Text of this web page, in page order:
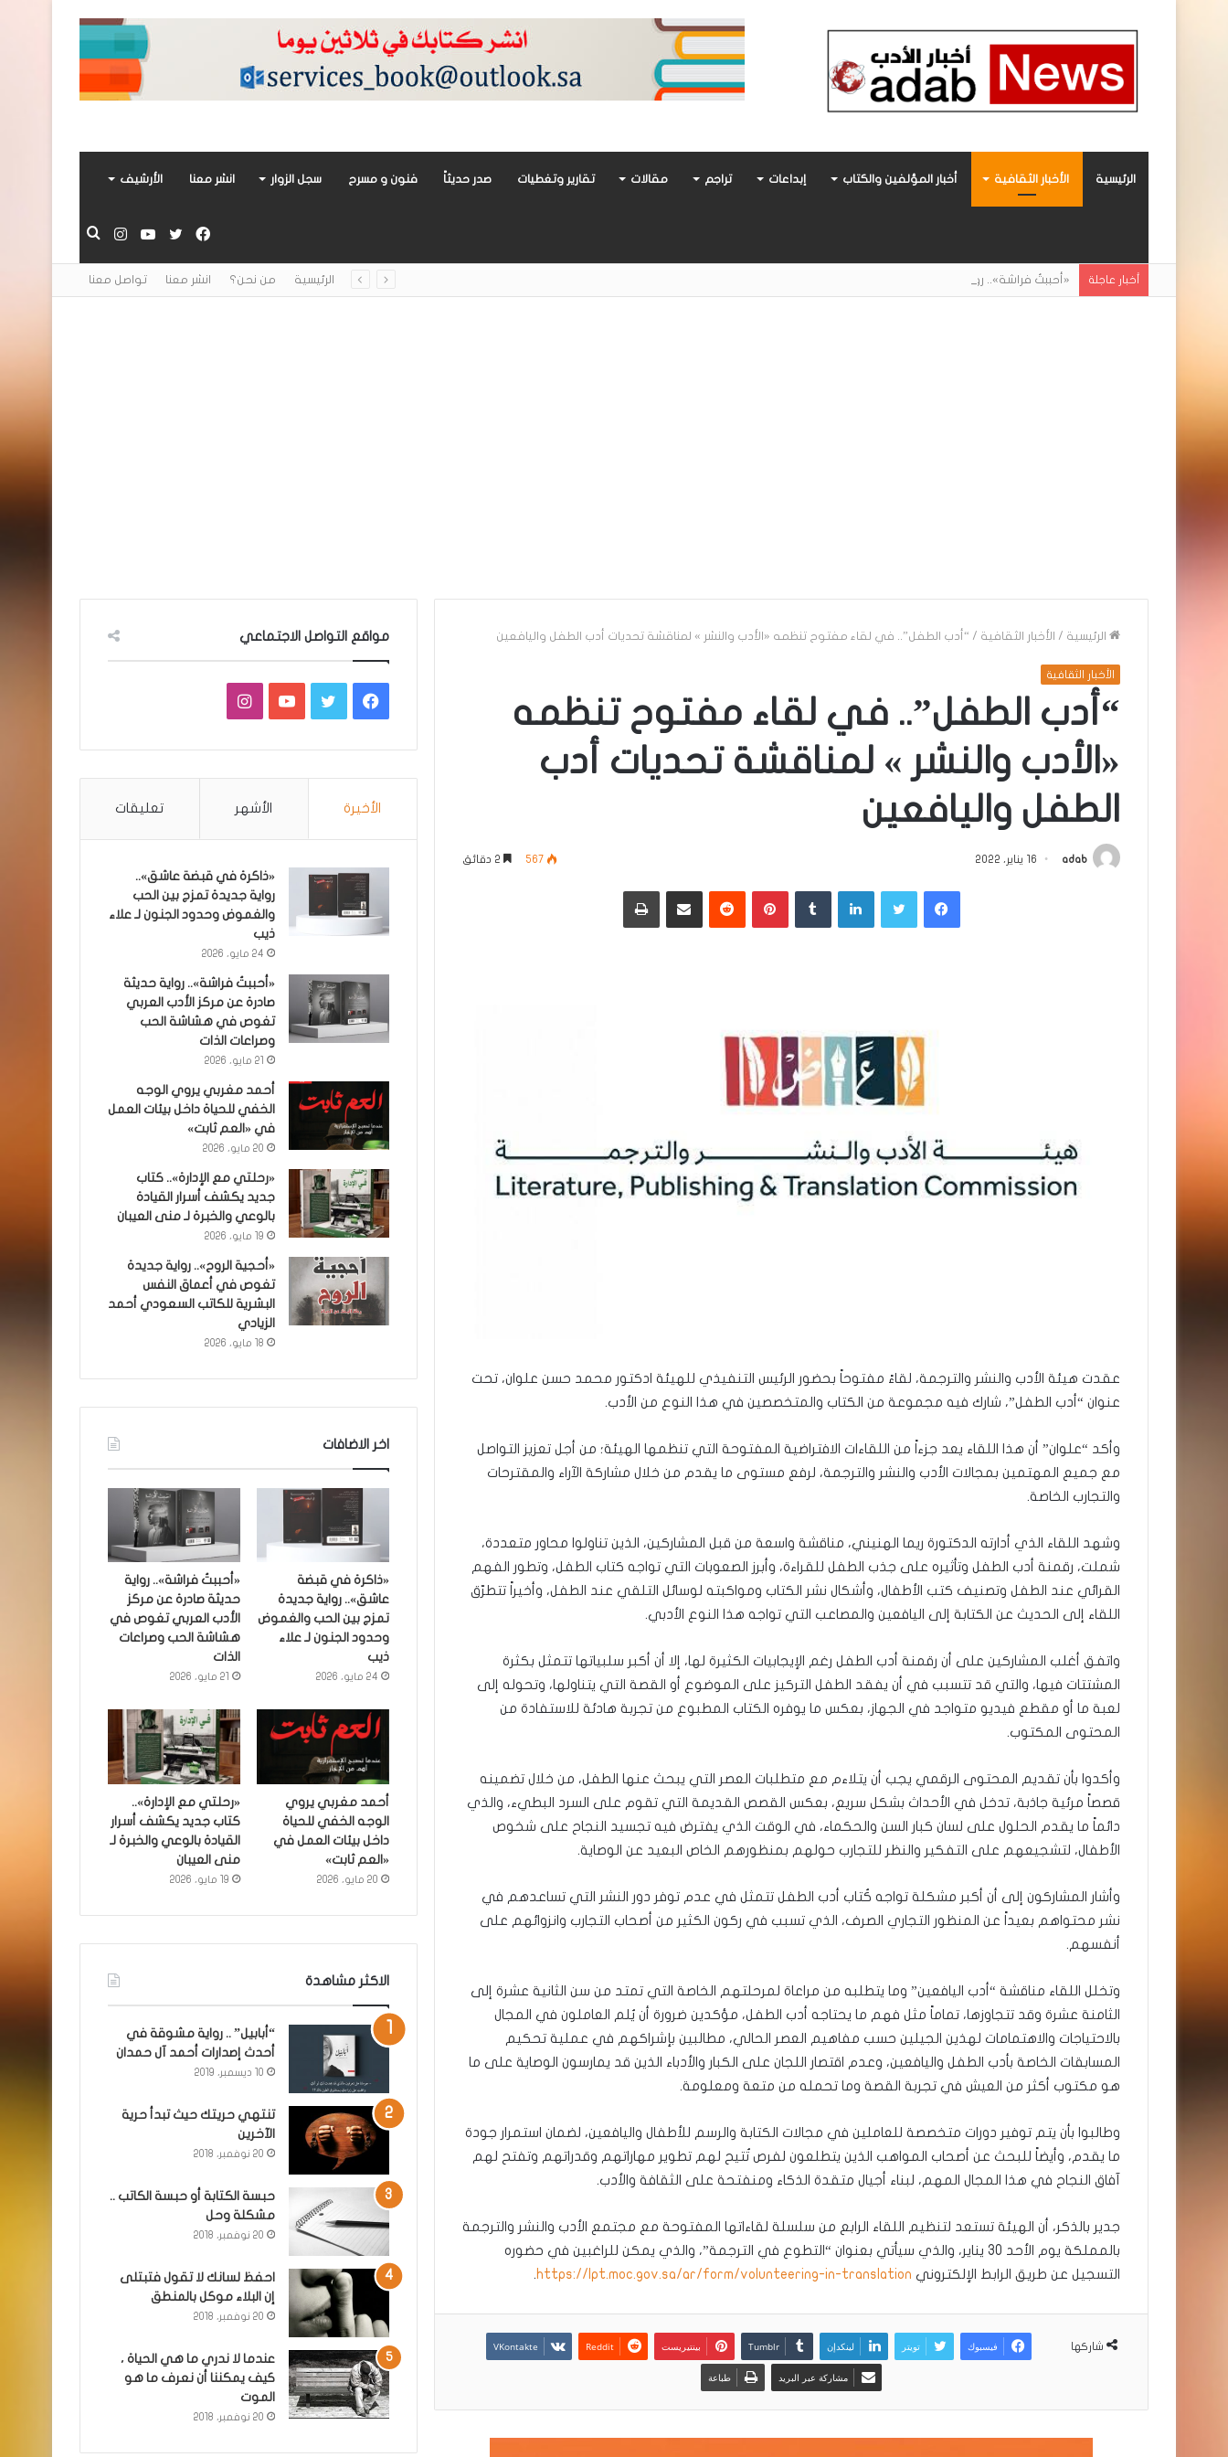
الرئيسية الأخبار الثقافية أخبار المؤلفين والكتاب إبداعات تراجم مقالات تقارير وتغطيات صدر حديثاً فنون و مسرح سجل الزوار انشر معنا الأرشيف
بحث
انستقراميوتيوبتويتر
فيسبوك
أخبار عاجلة «أحببتُ فراشة».. رواية حديثة صادرة عن مركز الأدب العربي تغوص في هشاشة الحب وصراعات الذات الرئيسية من نحن؟ انشر معنا تواصل معنا
الرئيسية / الأخبار الثقافية / “أدب الطفل”.. في لقاء مفتوح تنظمه «الأدب والنشر » لمناقشة تحديات أدب الطفل واليافعين
الأخبار الثقافية
“أدب الطفل”.. في لقاء مفتوح تنظمه
«الأدب والنشر » لمناقشة تحديات أدب
الطفل واليافعين
adab 16 يناير، 2022 567
فيسبوكتويتر لينكدإن ‏Tumblr بينتيريست
‏Reddit مشاركة عبر البريد طباعة
عقدت هيئة الأدب والنشر والترجمة، لقاءً مفتوحاً بحضور الرئيس التنفيذي للهيئة ادكتور محمد حسن علوان، تحت
عنوان “أدب الطفل”، شارك فيه مجموعة من الكتاب والمتخصصين في هذا النوع من الأدب.
وأكد “علوان” أن هذا اللقاء يعد جزءاً من اللقاءات الافتراضية المفتوحة التي تنظمها الهيئة؛ من أجل تعزيز التواصل
مع جميع المهتمين بمجالات الأدب والنشر والترجمة، لرفع مستوى ما يقدم من خلال مشاركة الآراء والمقترحات
والتجارب الخاصة.
وشهد اللقاء الذي أدارته الدكتورة ريما الهنيني، مناقشة واسعة من قبل المشاركين، الذين تناولوا محاور متعددة،
شملت، رقمنة أدب الطفل وتأثيره على جذب الطفل للقراءة، وأبرز الصعوبات التي تواجه كتاب الطفل، وتطور الفهم
القرائي عند الطفل وتصنيف كتب الأطفال، وأشكال نشر الكتاب ومواكبته لوسائل التلقي عند الطفل، وأخيراً تتطرّق
اللقاء إلى الحديث عن الكتابة إلى اليافعين والمصاعب التي تواجه هذا النوع الأدبي.
واتفق أغلب المشاركين على أن رقمنة أدب الطفل رغم الإيجابيات الكثيرة لها، إلا أن أكبر سلبياتها تتمثل بكثرة
المشتتات فيها، والتي قد تتسبب في أن يفقد الطفل التركيز على الموضوع أو القصة التي يتناولها، وتحوله إلى
لعبة ما أو مقطع فيديو متواجد في الجهاز، بعكس ما يوفره الكتاب المطبوع من تجربة هادئة للاستفادة من
المحتوى المكتوب.
وأكدوا بأن تقديم المحتوى الرقمي يجب أن يتلاءم مع متطلبات العصر التي يبحث عنها الطفل، من خلال تضمينه
قصصاً مرئية جاذبة، تدخل في الأحداث بشكل سريع، بعكس القصص القديمة التي تقوم على السرد البطيء، والذي
دائماً ما يقدم الحلول على لسان كبار السن والحكماء، في الوقت الذي يفترض فيه تجسيد النجاح على شخوص
الأطفال، لتشجيعهم على التفكير والنظر للتجارب حولهم بمنظورهم الخاص البعيد عن الوصاية.
وأشار المشاركون إلى أن أكبر مشكلة تواجه كُتاب أدب الطفل تتمثل في عدم توفر دور النشر التي تساعدهم في
نشر محتواهم بعيداً عن المنظور التجاري الصرف، الذي تسبب في ركون الكثير من أصحاب التجارب وانزوائهم على
أنفسهم.
وتخلل اللقاء مناقشة “أدب اليافعين” وما يتطلبه من مراعاة لمرحلتهم الخاصة التي تمتد من سن الثانية عشرة إلى
الثامنة عشرة وقد تتجاوزها، تماماً مثل فهم ما يحتاجه أدب الطفل، مؤكدين ضرورة أن يُلم العاملون في المجال
بالاحتياجات والاهتمامات لهذين الجيلين حسب مفاهيم العصر الحالي، مطالبين بإشراكهم في عملية تحكيم
المسابقات الخاصة بأدب الطفل واليافعين، وعدم اقتصار اللجان على الكبار والأدباء الذين قد يمارسون الوصاية على ما
هو مكتوب أكثر من العيش في تجربة القصة وما تحمله من متعة ومعلومة.
وطالبوا بأن يتم توفير دورات متخصصة للعاملين في مجالات الكتابة والرسم للأطفال واليافعين، لضمان استمرار جودة
ما يقدم، وأيضاً للبحث عن أصحاب المواهب الذين يتطلعون لفرص تُتيح لهم تطوير مهاراتهم وقدراتهم وتفتح لهم
آفاق النجاح في هذا المجال المهم، لبناء أجيال متقدة الذكاء ومنفتحة على الثقافة والأدب.
جدير بالذكر، أن الهيئة تستعد لتنظيم اللقاء الرابع من سلسلة لقاءاتها المفتوحة مع مجتمع الأدب والنشر والترجمة
بالمملكة يوم الأحد 30 يناير، والذي سيأتي بعنوان “التطوع في الترجمة”، والذي يمكن للراغبين في حضوره
التسجيل عن طريق الرابط الإلكتروني https://lpt.moc.gov.sa/ar/form/volunteering-in-translation
.
شاركها فيسبوك تويتر لينكدإن بينتيريست
مشاركة عبر البريد طباعة
مواقع التواصل الاجتماعي
فيسبوكتويتر يوتيوبانستقرام
الأخيرة الأشهر تعليقات
«ذاكرة في قبضة عاشق»..
رواية جديدة تمزج بين الحب
والغموض وحدود الجنون لـ علاء
ذيب
24 مايو، 2026
«أحببتُ فراشة».. رواية حديثة
صادرة عن مركز الأدب العربي
تغوص في هشاشة الحب
وصراعات الذات
21 مايو، 2026
أحمد مغربي يروي الوجه
الخفي للحياة داخل بيئات العمل
في «العم ثابت»
20 مايو، 2026
«رحلتي مع الإدارة».. كتاب
جديد يكشف أسرار القيادة
بالوعي والخبرة لـ منى العيبان
19 مايو، 2026
«أحجية الروح».. رواية جديدة
تغوص في أعماق النفس
البشرية للكاتب السعودي أحمد
الزيادي
18 مايو، 2026
اخر الاضافات
«ذاكرة في قبضة
عاشق».. رواية جديدة
تمزج بين الحب والغموض
وحدود الجنون لـ علاء
ذيب
24 مايو، 2026
«أحببتُ فراشة».. رواية
حديثة صادرة عن مركز
الأدب العربي تغوص في
هشاشة الحب وصراعات
الذات
21 مايو، 2026
أحمد مغربي يروي
الوجه الخفي للحياة
داخل بيئات العمل في
«العم ثابت»
20 مايو، 2026
«رحلتي مع الإدارة»..
كتاب جديد يكشف أسرار
القيادة بالوعي والخبرة لـ
منى العيبان
19 مايو، 2026
الاكثر مشاهدة
“أبابيل” .. رواية مشوقة في
أحدث إصدارات أحمد آل حمدان
10 ديسمبر، 2019
تنتهي حريتك حيث تبدأ حرية
الآخرين
20 نوفمبر، 2018
حبسة الكتابة أو حبسة الكاتب ..
مشكلة وحل
20 نوفمبر، 2018
احفظ لسانك لا تقول فتبتلى
إن البلاء موكل بالمنطق
20 نوفمبر، 2018
عندما لا ندري ما هي الحياة ،
كيف يمكننا أن نعرف ما هو
الموت
20 نوفمبر، 2018